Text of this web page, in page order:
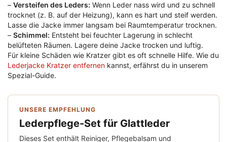
– Versteifen des Leders: Wenn Leder nass wird und zu schnell
trocknet (z. B. auf der Heizung), kann es hart und steif werden.
Lasse die Jacke immer langsam bei Raumtemperatur trocknen.
– Schimmel: Entsteht bei feuchter Lagerung in schlecht
belüfteten Räumen. Lagere deine Jacke trocken und luftig.
Für kleine Schäden wie Kratzer gibt es oft schnelle Hilfe. Wie du
Lederjacke Kratzer entfernen kannst, erfährst du in unserem
Spezial-Guide.
UNSERE EMPFEHLUNG
Lederpflege-Set für Glattleder
Dieses Set enthält Reiniger, Pflegebalsam und